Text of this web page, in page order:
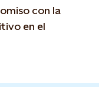
con la
en el